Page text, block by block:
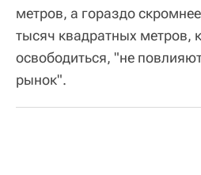
метров, а гораздо
тысяч квадратных метров,
освободиться, "не
рынок".